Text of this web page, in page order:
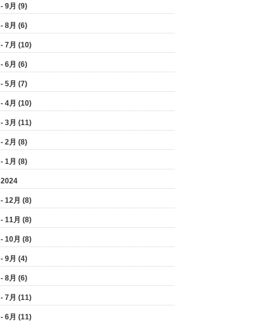
- 9月 (9)
- 8月 (6)
- 7月 (10)
- 6月 (6)
- 5月 (7)
- 4月 (10)
- 3月 (11)
- 2月 (8)
- 1月 (8)
2024
- 12月 (8)
- 11月 (8)
- 10月 (8)
- 9月 (4)
- 8月 (6)
- 7月 (11)
- 6月 (11)